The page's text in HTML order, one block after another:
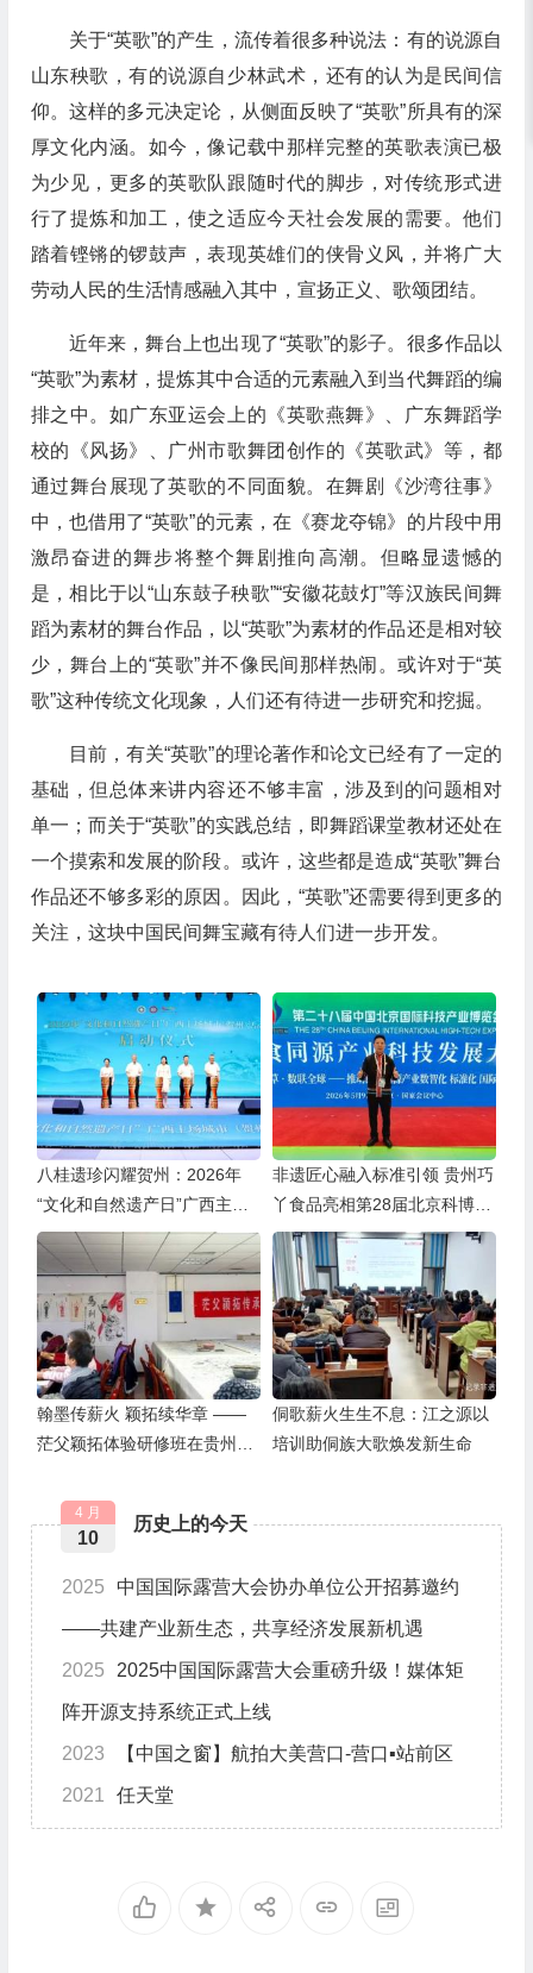
关于“英歌”的产生，流传着很多种说法：有的说源自
山东秧歌，有的说源自少林武术，还有的认为是民间信
仰。这样的多元决定论，从侧面反映了“英歌”所具有的深
厚文化内涵。如今，像记载中那样完整的英歌表演已极
为少见，更多的英歌队跟随时代的脚步，对传统形式进
行了提炼和加工，使之适应今天社会发展的需要。他们
踏着铿锵的锣鼓声，表现英雄们的侠骨义风，并将广大
劳动人民的生活情感融入其中，宣扬正义、歌颂团结。
近年来，舞台上也出现了“英歌”的影子。很多作品以
“英歌”为素材，提炼其中合适的元素融入到当代舞蹈的编
排之中。如广东亚运会上的《英歌燕舞》、广东舞蹈学
校的《风扬》、广州市歌舞团创作的《英歌武》等，都
通过舞台展现了英歌的不同面貌。在舞剧《沙湾往事》
中，也借用了“英歌”的元素，在《赛龙夺锦》的片段中用
激昂奋进的舞步将整个舞剧推向高潮。但略显遗憾的
是，相比于以“山东鼓子秧歌”“安徽花鼓灯”等汉族民间舞
蹈为素材的舞台作品，以“英歌”为素材的作品还是相对较
少，舞台上的“英歌”并不像民间那样热闹。或许对于“英
歌”这种传统文化现象，人们还有待进一步研究和挖掘。
目前，有关“英歌”的理论著作和论文已经有了一定的
基础，但总体来讲内容还不够丰富，涉及到的问题相对
单一；而关于“英歌”的实践总结，即舞蹈课堂教材还处在
一个摸索和发展的阶段。或许，这些都是造成“英歌”舞台
作品还不够多彩的原因。因此，“英歌”还需要得到更多的
关注，这块中国民间舞宝藏有待人们进一步开发。
八桂遗珍闪耀贺州：2026年
“文化和自然遗产日”广西主场
活动精彩启幕
非遗匠心融入标准引领 贵州巧
丫食品亮相第28届北京科博会
药食同源产业科技发展大会
翰墨传薪火 颖拓续华章 ——
茫父颖拓体验研修班在贵州老
侗歌薪火生生不息：江之源以
培训助侗族大歌焕发新生命
历史上的今天
4 月
10
2025 中国国际露营大会协办单位公开招募邀约
——共建产业新生态，共享经济发展新机遇
2025 2025中国国际露营大会重磅升级！媒体矩
阵开源支持系统正式上线
2023 【中国之窗】航拍大美营口-营口▪站前区
2021 任天堂